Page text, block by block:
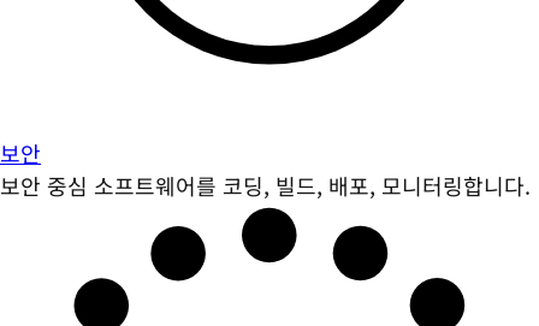
보안
보안 중심 소프트웨어를 코딩, 빌드, 배포, 모니터링합니다.